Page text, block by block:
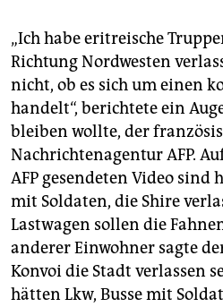
„Ich habe eritreische
Richtung Nordwesten
nicht, ob es sich um einen
handelt“, berichtete ein
bleiben wollte, der
Nachrichtenagentur AFP.
AFP gesendeten Video sind
mit Soldaten, die Shire
Lastwagen sollen die
anderer Einwohner sagte
Konvoi die Stadt verlassen
hätten Lkw, Busse mit